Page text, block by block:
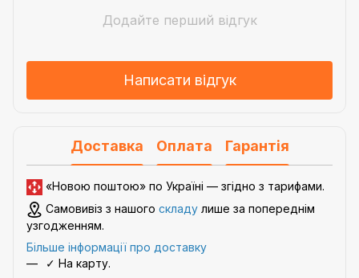
Додайте перший відгук
Написати відгук
Доставка Оплата Гарантія
«Новою поштою» по Україні — згідно з тарифами.
Самовивіз з нашого складу лише за попереднім
узгодженням.
Більше інформації про доставку
✓ На карту.